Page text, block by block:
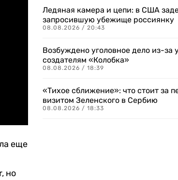
еще
но
Ледяная камера и цепи: в США
запросившую убежище россиянку
08.08.2026 / 20:43
Возбуждено уголовное дело из-за
создателям «Колобка»
08.08.2026 / 18:39
«Тихое сближение»: что стоит за
визитом Зеленского в Сербию
08.08.2026 / 18:33